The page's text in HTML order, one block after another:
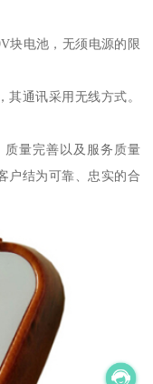
块电池，无须电源的限
通讯采用无线方式。
量完善以及服务质量
户结为可靠、忠实的合